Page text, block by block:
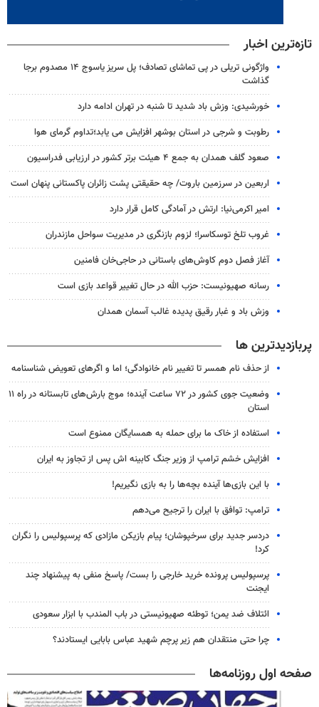
تازه‌ترین اخبار
واژگونی تریلی در پی تماشای تصادف؛ پل سریز یاسوج ۱۴ مصدوم برجا
گذاشت
خورشیدی: وزش باد شدید تا شنبه در تهران ادامه دارد
رطوبت و شرجی در استان بوشهر افزایش می یابد؛تداوم گرمای هوا
صعود گلف همدان به جمع ۴ هیئت برتر کشور در ارزیابی فدراسیون
اربعین در سرزمین باروت/ چه حقیقتی پشت زائران پاکستانی پنهان است
امیر اکرمی‌نیا: ارتش در آمادگی کامل قرار دارد
غروب تلخ توسکاسرا؛ لزوم بازنگری در مدیریت سواحل مازندران
آغاز فصل دوم کاوش‌های باستانی در حاجی‌خان فامنین
رسانه صهیونیست: حزب الله در حال تغییر قواعد بازی است
وزش باد و غبار رقیق پدیده غالب آسمان همدان
پربازدیدترین ها
از حذف نام همسر تا تغییر نام خانوادگی؛ اما و اگرهای تعویض شناسنامه
وضعیت جوی کشور در ۷۲ ساعت آینده؛ موج بارش‌های تابستانه در راه ۱۱
استان
استفاده از خاک ما برای حمله به همسایگان ممنوع است
افزایش خشم ترامپ از وزیر جنگ کابینه اش پس از تجاوز به ایران
با این بازی‌ها آینده بچه‌ها را به بازی نگیریم!
ترامپ: توافق با ایران را ترجیح می‌دهم
دردسر جدید برای سرخپوشان؛ پیام بازیکن مازادی که پرسپولیس را نگران
کرد!
پرسپولیس پرونده خرید خارجی را بست/ پاسخ منفی به پیشنهاد چند
ایجنت
ائتلاف ضد یمن؛ توطئه صهیونیستی در باب المندب با ابزار سعودی
چرا حتی منتقدان هم زیر پرچم شهید عباس بابایی ایستادند؟
صفحه اول روزنامه‌ها